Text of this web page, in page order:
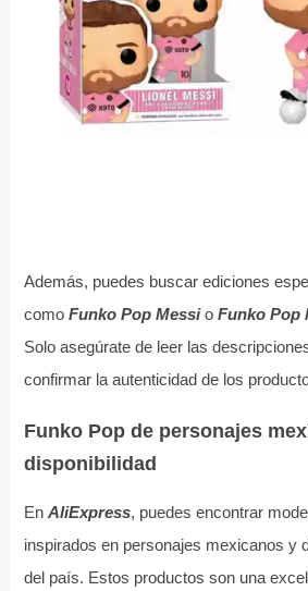
Además, puedes buscar ediciones
como Funko Pop Messio Funko Pop
Solo asegúrate de leer las
confirmar la autenticidad de los
Funko Pop de personajes
disponibilidad
En AliExpress, puedes encontrar
inspirados en personajes mexicanos y
del país. Estos productos son una